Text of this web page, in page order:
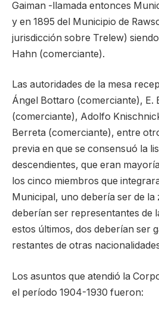
Gaiman -llamada entonces
y en 1895 del Municipio de
jurisdicción sobre Trelew)
Hahn (comerciante).
Las autoridades de la mesa
Ángel Bottaro (comerciante), E.
(comerciante), Adolfo
Berreta (comerciante), entre
previa en que se consensuó la
descendientes, que eran
los cinco miembros que
Municipal, uno debería ser de
deberían ser representantes de
estos últimos, dos deberían ser
restantes de otras
Los asuntos que atendió la
el período 1904-1930 fueron: